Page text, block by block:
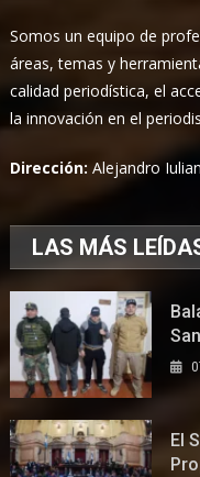
Somos un equipo de
áreas, temas y
calidad periodística, el
la innovación en el
Dirección:Alejandro
LAS MÁS
El